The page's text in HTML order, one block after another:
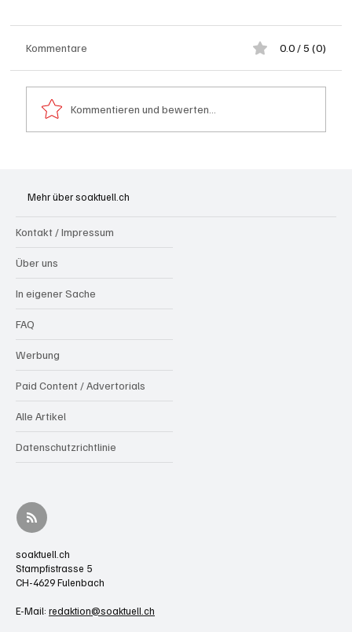
Kommentare 0.0 / 5 (0)
Kommentieren und bewerten...
Mehr über soaktuell.ch
Kontakt / Impressum
Über uns
In eigener Sache
FAQ
Werbung
Paid Content / Advertorials
Alle Artikel
Datenschutzrichtlinie
soaktuell.ch
Stampfistrasse 5
CH-4629 Fulenbach
E-Mail: redaktion@soaktuell.ch